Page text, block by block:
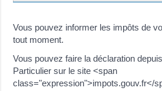
Vous pouvez informer les impôts de
tout moment.
Vous pouvez faire la déclaration
Particulier sur le site <span
class="expression">impots.gouv.fr</